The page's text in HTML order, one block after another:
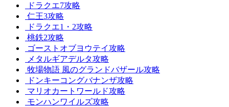
ドラクエ7攻略
仁王3攻略
ドラクエ1・2攻略
桃鉄2攻略
ゴーストオブヨウテイ攻略
メタルギアデルタ攻略
牧場物語 風のグランドバザール攻略
ドンキーコングバナンザ攻略
マリオカートワールド攻略
モンハンワイルズ攻略